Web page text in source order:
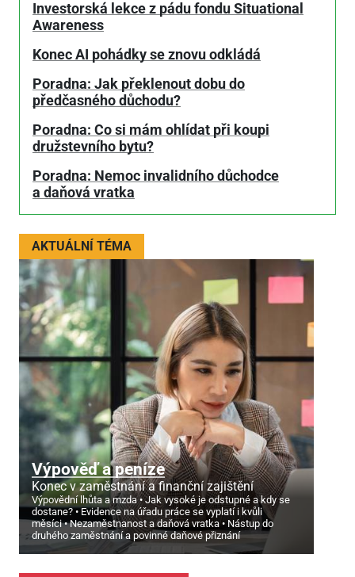
Investorská lekce z pádu fondu Situational
Awareness
Konec AI pohádky se znovu odkládá
Poradna: Jak překlenout dobu do
předčasného důchodu?
Poradna: Co si mám ohlídat při koupi
družstevního bytu?
Poradna: Nemoc invalidního důchodce
a daňová vratka
AKTUÁLNÍ TÉMA
Výpověď a peníze
Konec v zaměstnání a finanční zajištění
Výpovědní lhůta a mzda
Jak vysoké je odstupné a kdy se
dostane?
Evidence na úřadu práce se vyplatí i kvůli
měsíci
Nezaměstnanost a daňová vratka
Nástup do
druhého zaměstnání a povinné daňové přiznání